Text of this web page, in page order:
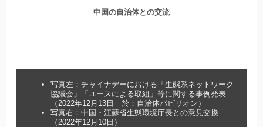
中国の自治体との交流
写真左：チャイナデーにおける「生態系ネットワーク
協議会」「ユースによる取組」等に関する事例発表
（2022年12月13日 於：自治体パビリオン）
写真右：中国・江蘇省生態環境庁長との意見交換
（2022年12月10日）